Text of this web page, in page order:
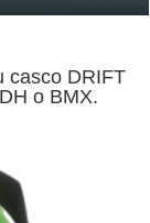
casco DRIFT
o BMX.